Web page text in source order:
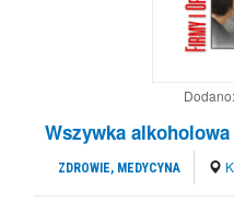
Dodano:
Wszywka
ZDROWIE, MEDYCYNA